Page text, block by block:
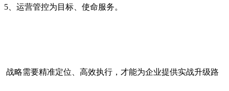
5、运营管控为目标、使命服务。
战略需要精准定位、高效执行，才能为企业提供实战升级路